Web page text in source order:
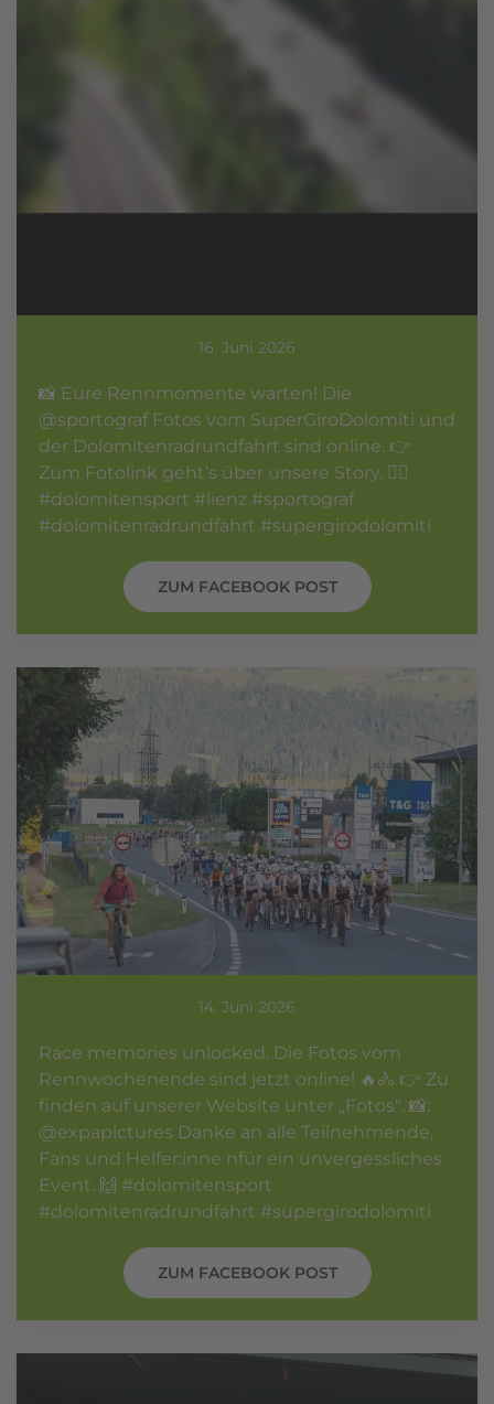
16. Juni 2026
📸 Eure Rennmomente warten! Die
@sportograf Fotos vom SuperGiroDolomiti und
der Dolomitenradrundfahrt sind online. 👉
Zum Fotolink geht’s über unsere Story. 🚴‍♀️
#dolomitensport #lienz #sportograf
#dolomitenradrundfahrt #supergirodolomiti
ZUM FACEBOOK POST
14. Juni 2026
Race memories unlocked. Die Fotos vom
Rennwochenende sind jetzt online! 🔥🚴 👉 Zu
finden auf unserer Website unter „Fotos“. 📸:
@expapictures Danke an alle Teilnehmende,
Fans und Helfer:inne nfür ein unvergessliches
Event. 🙌 #dolomitensport
#dolomitenradrundfahrt #supergirodolomiti
ZUM FACEBOOK POST